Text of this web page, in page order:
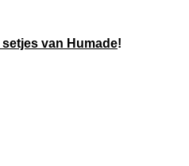
van Humade!